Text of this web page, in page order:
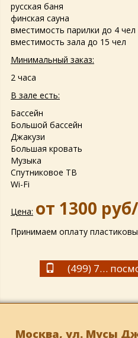
русская баня
финская сауна
вместимость парилки до 4 чел
вместимость зала до 15 чел
Минимальный заказ:
2 часа
В зале есть:
Бассейн
Большой бассейн
Джакузи
Большая кровать
Музыка
Спутниковое ТВ
Wi-Fi
Цена: от 1300
Принимаем оплату
(499) 725-38-48,
Москва, ул. Мусы